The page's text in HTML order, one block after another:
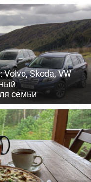
Skoda, VW
семьи